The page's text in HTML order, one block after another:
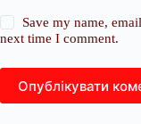
Save my name,
next time I comment.
Опублікувати